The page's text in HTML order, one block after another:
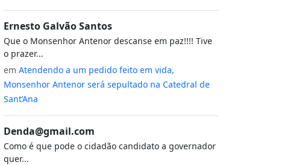
Ernesto Galvão Santos
Que o Monsenhor Antenor descanse em paz!!!! Tive
o prazer...
em Atendendo a um pedido feito em vida,
Monsenhor Antenor será sepultado na Catedral de
Sant’Ana
Denda@gmail.com
Como é que pode o cidadão candidato a governador
quer...